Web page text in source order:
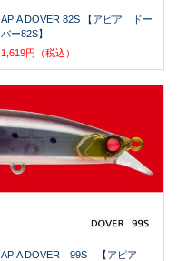
APIA DOVER 82S 【アピア ドー
バー82S】
1,619円（税込）
APIA DOVER 99S 【アピア